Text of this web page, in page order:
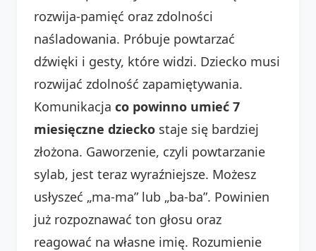
rozwija-pamięć oraz zdolności
naśladowania. Próbuje powtarzać
dźwięki i gesty, które widzi. Dziecko musi
rozwijać zdolność zapamiętywania.
Komunikacja co powinno umieć 7
miesięczne dziecko staje się bardziej
złożona. Gaworzenie, czyli powtarzanie
sylab, jest teraz wyraźniejsze. Możesz
usłyszeć „ma-ma” lub „ba-ba”. Powinien
już rozpoznawać ton głosu oraz
reagować na własne imię. Rozumienie